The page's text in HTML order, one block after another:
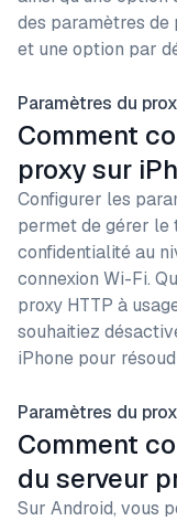
des paramètres de
et une option par
Paramètres du
Comment
proxy sur
Configurer les
permet de gérer
confidentialité au
connexion Wi-Fi.
proxy HTTP à
souhaitiez
iPhone pour
Paramètres du
Comment
du serveur
Sur Android, vous